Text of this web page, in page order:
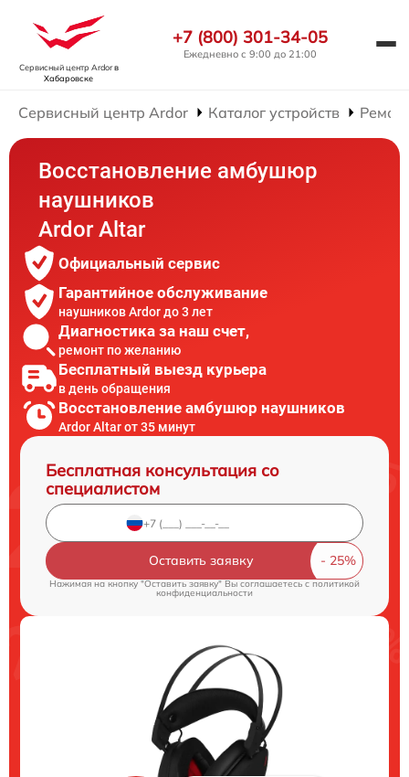
Сервисный центр Ardorв
Хабаровске
+7 (800) 301-34-05
Ежедневно с 9:00 до 21:00
Сервисный центр Ardor Каталог устройств
Восстановление амбушюр
наушников
Ardor Аltar
Официальный сервис
Гарантийное обслуживание
наушников Ardor до 3 лет
Диагностика за наш счет,
ремонт по желанию
Бесплатный выезд курьера
в день обращения
Восстановление амбушюр наушников
Ardor Аltar от 35 минут
Бесплатная консультация со
специалистом
Оставить заявку
Нажимая на кнопку "Оставить заявку" Вы соглашаетесь cполитикой
конфиденциальности